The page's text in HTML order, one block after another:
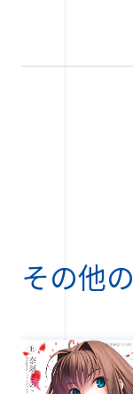
その他の